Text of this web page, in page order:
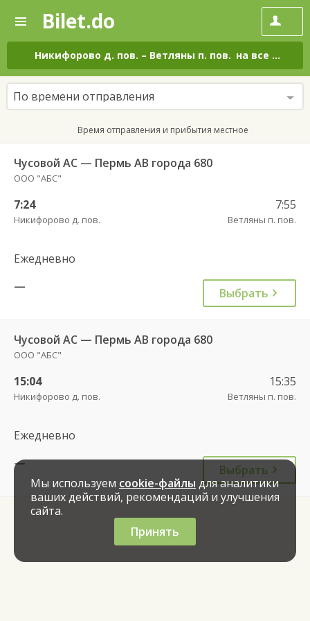
—
Поиск
и
покупка
билетов
на
автобус
онлайн
Bilet.do
Никифорово д. пов. – Ветляны п. пов. на все дни
По времени отправления
Время отправления и прибытия местное
Чусовой АС — Пермь АВ города 680
ООО "АБС"
7:24
Никифорово д. пов.
7:55
Ветляны п. пов.
Ежедневно
—
Выбрать
Чусовой АС — Пермь АВ города 680
ООО "АБС"
15:04
Никифорово д. пов.
15:35
Ветляны п. пов.
Ежедневно
—
Выбрать
Мы используем cookie-файлы для аналитики
ваших действий, рекомендаций и улучшения
сайта.
Принять